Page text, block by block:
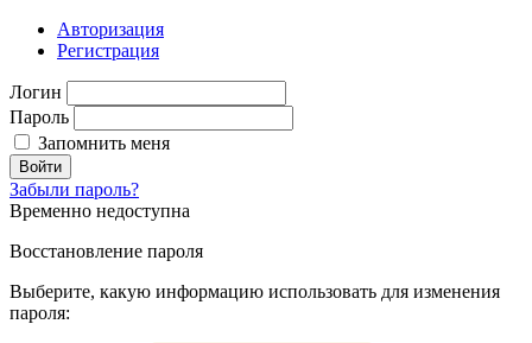
Авторизация
Регистрация
Логин
Пароль
Запомнить меня
Войти
Забыли пароль?
Временно недоступна
Восстановление пароля
Выберите, какую информацию использовать для изменения
пароля: